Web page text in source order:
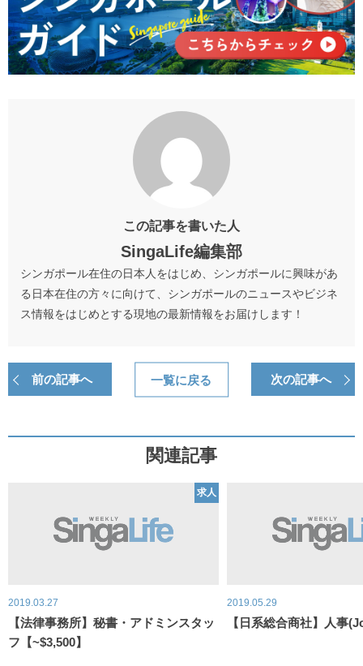
この記事を書いた人
SingaLife編集部
シンガポール在住の日本人をはじめ、シンガポールに興味があ
る日本在住の方々に向けて、シンガポールのニュースやビジネ
ス情報をはじめとする現地の最新情報をお届けします！
前の記事へ 次の記事へ
一覧に戻る
関連記事
求人
2019.03.27
【法律事務所】秘書・アドミンスタッ
フ【~$3,500】
2019.05.29
【日系総合商社】人事